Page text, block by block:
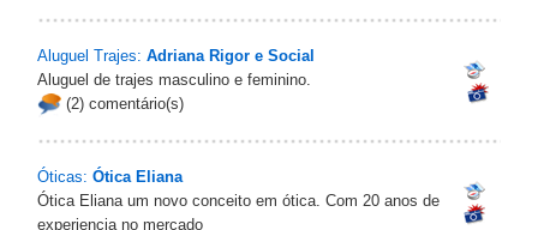
Aluguel Trajes: Adriana Rigor e Social
Aluguel de trajes masculino e feminino.
(2) comentário(s)
Óticas: Ótica Eliana
Ótica Eliana um novo conceito em ótica. Com 20 anos de
experiencia no mercado